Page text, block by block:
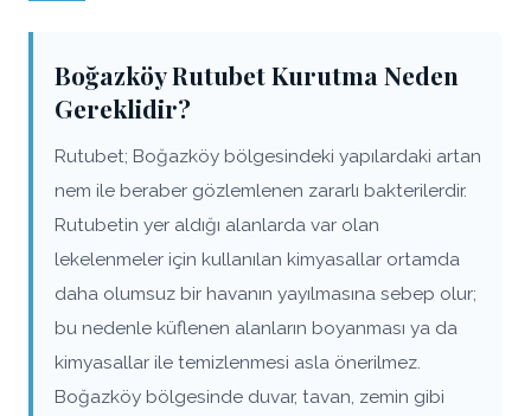
Boğazköy Rutubet Kurutma Neden
Gereklidir?
Rutubet; Boğazköy bölgesindeki yapılardaki artan
nem ile beraber gözlemlenen zararlı bakterilerdir.
Rutubetin yer aldığı alanlarda var olan
lekelenmeler için kullanılan kimyasallar ortamda
daha olumsuz bir havanın yayılmasına sebep olur;
bu nedenle küflenen alanların boyanması ya da
kimyasallar ile temizlenmesi asla önerilmez.
Boğazköy bölgesinde duvar, tavan, zemin gibi